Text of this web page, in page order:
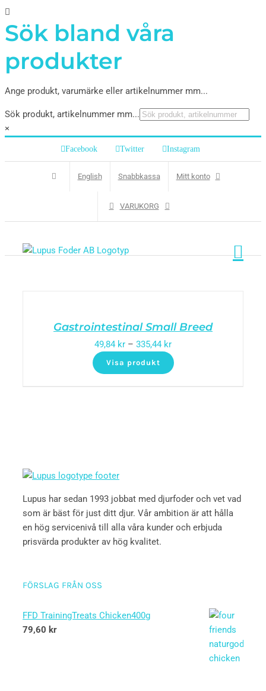
Sök bland våra
produkter
Ange produkt, varumärke eller artikelnummer mm...
Sök produkt, artikelnummer mm...
×
Facebook Twitter Instagram
English Snabbkassa Mitt konto
VARUKORG
Gastrointestinal Small Breed
49,84 kr – 335,44 kr
Visa produkt
Lupus har sedan 1993 jobbat med djurfoder och vet vad
som är bäst för just ditt djur. Vår ambition är att hålla
en hög servicenivå till alla våra kunder och erbjuda
prisvärda produkter av hög kvalitet.
FÖRSLAG FRÅN OSS
FFD TrainingTreats Chicken400g
79,60 kr